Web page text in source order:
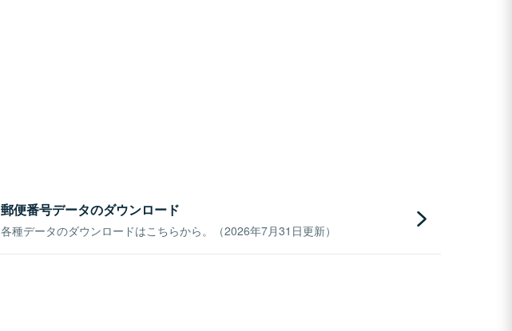
郵便番号データのダウンロード
各種データのダウンロードはこちらから。（2026年7月31日更新）